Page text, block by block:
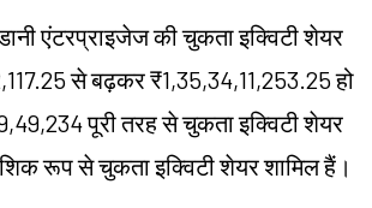
एंटरप्राइजेज की चुकता इक्विटी शेयर
से बढ़कर ₹1,35,34,11,253.25 हो
पूरी तरह से चुकता इक्विटी शेयर
रूप से चुकता इक्विटी शेयर शामिल हैं।